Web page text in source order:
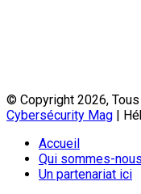
© Copyright 2026,
Cybersécurity Mag |
Accueil
Qui sommes-
Un partenariat ici